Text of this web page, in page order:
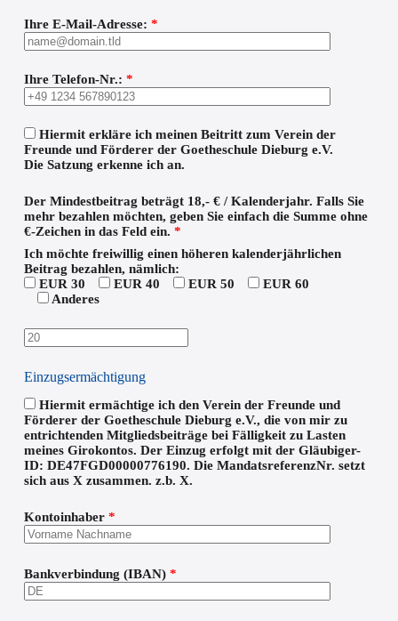
Ihre E-Mail-Adresse: *
Ihre Telefon-Nr.: *
Hiermit erkläre ich meinen Beitritt zum Verein der
Freunde und Förderer der Goetheschule Dieburg e.V.
Die Satzung erkenne ich an.
Der Mindestbeitrag beträgt 18,- € / Kalenderjahr. Falls Sie
mehr bezahlen möchten, geben Sie einfach die Summe ohne
€-Zeichen in das Feld ein. *
Ich möchte freiwillig einen höheren kalenderjährlichen
Beitrag bezahlen, nämlich:
EUR 30
EUR 40 EUR 50
EUR 60
Anderes
Einzugsermächtigung
Hiermit ermächtige ich den Verein der Freunde und
Förderer der Goetheschule Dieburg e.V., die von mir zu
entrichtenden Mitgliedsbeiträge bei Fälligkeit zu Lasten
meines Girokontos. Der Einzug erfolgt mit der Gläubiger-
ID: DE47FGD00000776190. Die MandatsreferenzNr. setzt
sich aus X zusammen. z.b. X.
Kontoinhaber *
Bankverbindung (IBAN) *